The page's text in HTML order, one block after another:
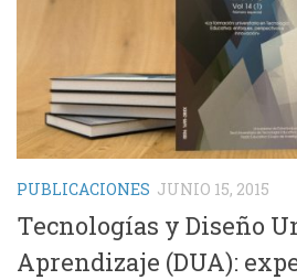
PUBLICACIONES JUNIO 15, 2015
Tecnologías y Diseño
Aprendizaje (DUA):